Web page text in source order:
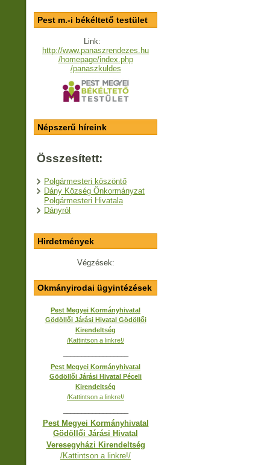
Pest m.-i békéltető testület
Link:
http://www.panaszrendezes.hu
/homepage/index.php
/panaszkuldes
Népszerű híreink
Összesített:
Polgármesteri köszöntő
Dány Község Önkormányzat
Polgármesteri Hivatala
Dányról
Hirdetmények
Végzések:
Okmányirodai ügyintézések
Pest Megyei Kormányhivatal
Gödöllői Járási Hivatal Gödöllői
Kirendeltség
/Kattintson a linkre!/
Pest Megyei Kormányhivatal
Gödöllői Járási Hivatal Péceli
Kirendeltség
/Kattintson a linkre!/
Pest Megyei Kormányhivatal
Gödöllői Járási Hivatal
Veresegyházi Kirendeltség
/Kattintson a linkre!/